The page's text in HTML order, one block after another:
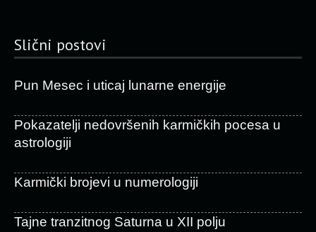
Slični postovi
Pun Mesec i uticaj lunarne energije
Pokazatelji nedovršenih karmičkih pocesa u
astrologiji
Karmički brojevi u numerologiji
Tajne tranzitnog Saturna u XII polju